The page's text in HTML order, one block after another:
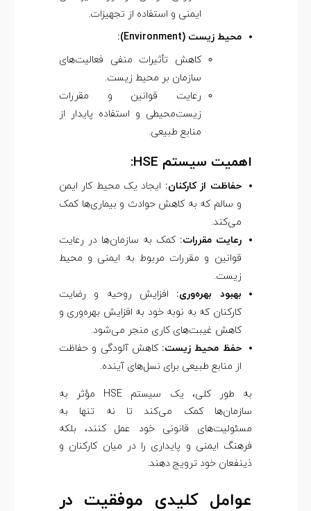
ایمنی و استفاده از تجهیزات.
محیط زیست (Environment):
کاهش تأثیرات منفی فعالیت‌های
سازمان بر محیط زیست.
رعایت قوانین و مقررات
زیست‌محیطی و استفاده پایدار از
منابع طبیعی.
اهمیت سیستم HSE:
حفاظت از کارکنان: ایجاد یک محیط کار ایمن
و سالم که به کاهش حوادث و بیماری‌ها کمک
می‌کند.
رعایت مقررات:کمک به سازمان‌ها در رعایت
قوانین و مقررات مربوط به ایمنی و محیط
زیست.
بهبود بهره‌وری: افزایش روحیه و رضایت
کارکنان که به نوبه خود به افزایش بهره‌وری و
کاهش غیبت‌های کاری منجر می‌شود.
حفظ محیط زیست:کاهش آلودگی و حفاظت
از منابع طبیعی برای نسل‌های آینده.
به طور کلی، یک سیستم HSE مؤثر به
سازمان‌ها کمک می‌کند تا نه تنها به
مسئولیت‌های قانونی خود عمل کنند، بلکه
فرهنگ ایمنی و پایداری را در میان کارکنان و
ذینفعان خود ترویج دهند.
عوامل کلیدی موفقیت در